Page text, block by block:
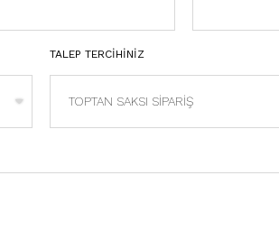
TALEP TERCİHİNİZ